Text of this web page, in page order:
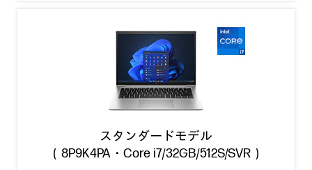
スタンダードモデル
（8P9K4PA・Core i7/32GB/512S/SVR）